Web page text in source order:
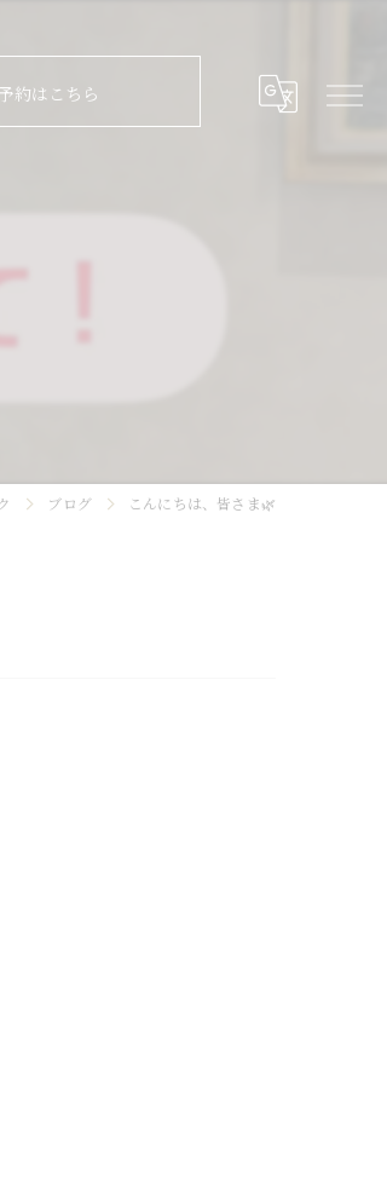
約はこちら
ブログ こんにちは、皆さま🌿